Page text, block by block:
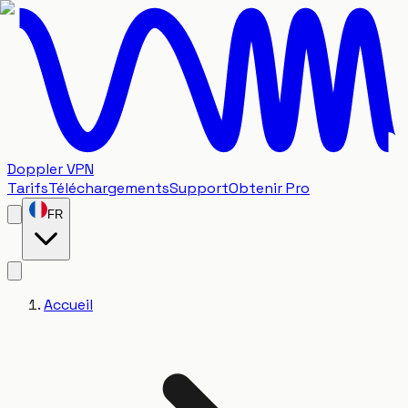
Doppler VPN
TarifsTéléchargementsSupportObtenir Pro
FR
Accueil